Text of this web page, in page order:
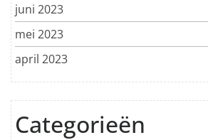
juni 2023
mei 2023
april 2023
Categorieën